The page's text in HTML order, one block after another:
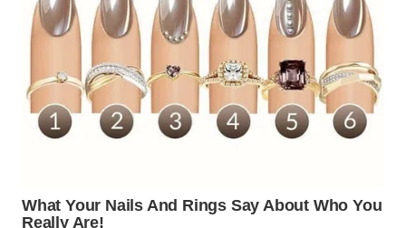
WN
WN
PURWAKARTA
TIMUR